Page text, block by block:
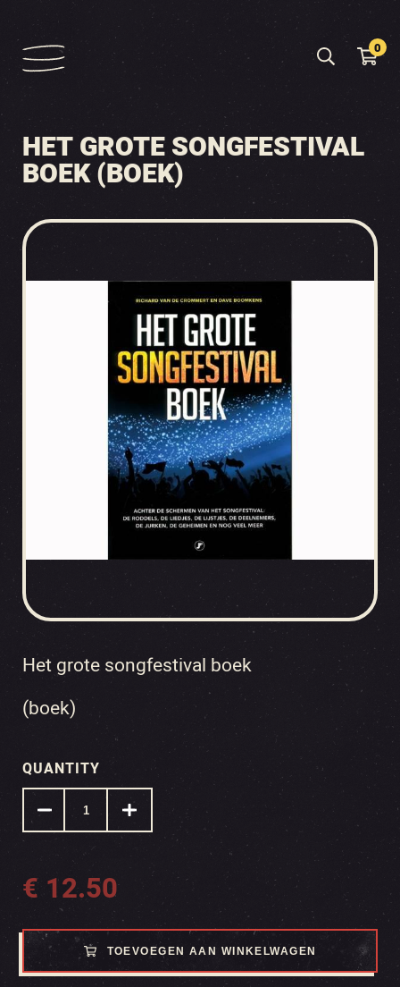
0
HET GROTE SONGFESTIVAL
BOEK (BOEK)
Het grote songfestival boek
(boek)
QUANTITY
€ 12.50
TOEVOEGEN AAN WINKELWAGEN